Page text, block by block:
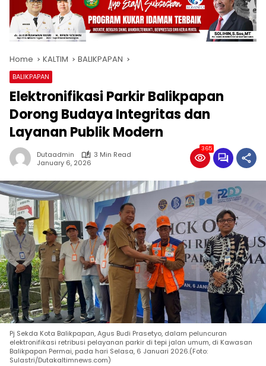
Home KALTIM BALIKPAPAN
BALIKPAPAN
Elektronifikasi Parkir Balikpapan
Dorong Budaya Integritas dan
Layanan Publik Modern
Dutaadmin
3 Min Read
January 6, 2026
365
Pj Sekda Kota Balikpapan, Agus Budi Prasetyo, dalam peluncuran
elektronifikasi retribusi pelayanan parkir di tepi jalan umum, di Kawasan
Balikpapan Permai, pada hari Selasa, 6 Januari 2026.(Foto:
Sulastri/Dutakaltimnews.com)